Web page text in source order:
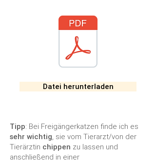
Datei herunterladen
Tipp: Bei Freigängerkatzen finde ich es
sehr wichtig, sie vom Tierarzt/von der
Tierärztin chippen zu lassen und
anschließend in einer